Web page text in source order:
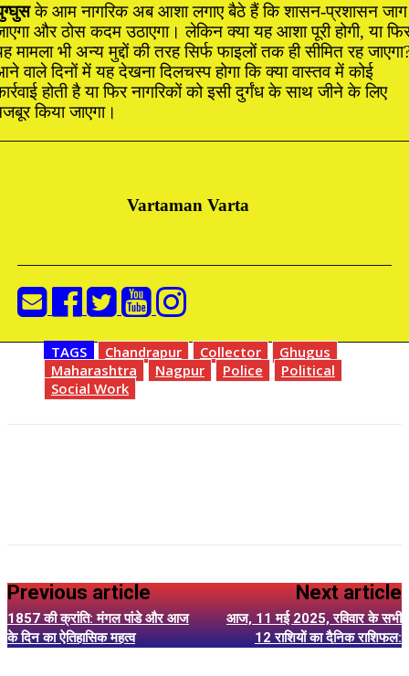
के आम नागरिक अब आशा लगाए बैठे हैं कि शासन-प्रशासन जाग
और ठोस कदम उठाएगा। लेकिन क्या यह आशा पूरी होगी, या
मामला भी अन्य मुद्दों की तरह सिर्फ फाइलों तक ही सीमित रह
वाले दिनों में यह देखना दिलचस्प होगा कि क्या वास्तव में कोई
होती है या फिर नागरिकों को इसी दुर्गंध के साथ जीने के लिए
किया जाएगा।
Vartaman Varta
TAGS Chandrapur Collector
Ghugus
Maharashtra
Nagpur Police
Political
Social Work
Previous article
1857 की क्रांति: मंगल पांडे और आज
के दिन का ऐतिहासिक महत्व
Next article
आज, 11 मई 2025, रविवार के सभी
12 राशियों का दैनिक राशिफल: